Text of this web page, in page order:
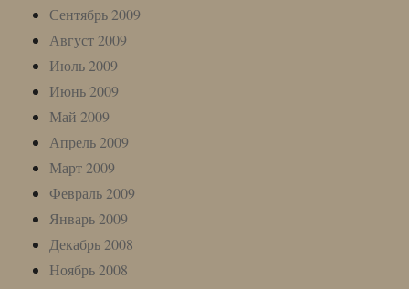
Сентябрь 2009
Август 2009
Июль 2009
Июнь 2009
Май 2009
Апрель 2009
Март 2009
Февраль 2009
Январь 2009
Декабрь 2008
Ноябрь 2008